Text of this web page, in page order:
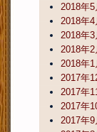
2018年5
2018年4
2018年3
2018年2
2018年1
2017年
2017年
2017年
2017年9